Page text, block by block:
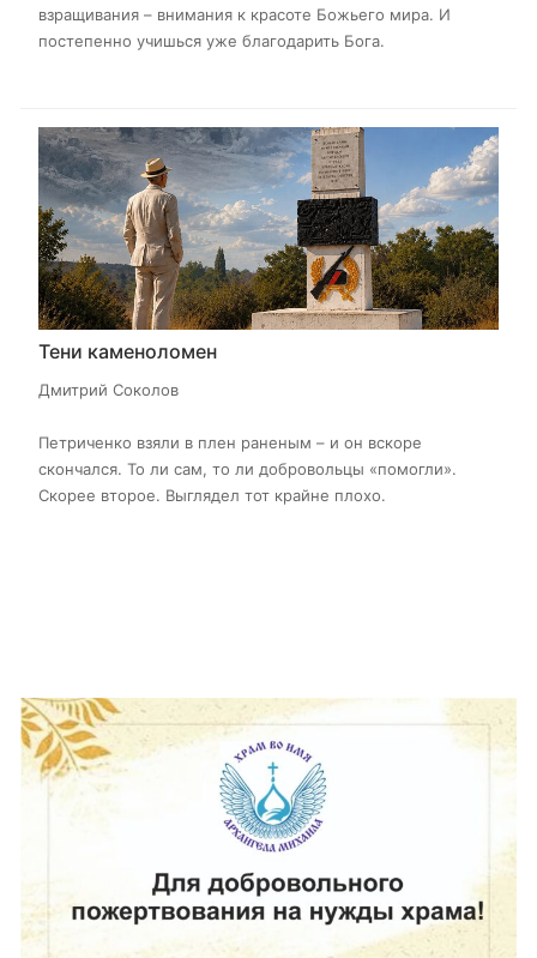
взращивания – внимания к красоте Божьего мира. И
постепенно учишься уже благодарить Бога.
Тени каменоломен
Дмитрий Соколов
Петриченко взяли в плен раненым – и он вскоре
скончался. То ли сам, то ли добровольцы «помогли».
Скорее второе. Выглядел тот крайне плохо.